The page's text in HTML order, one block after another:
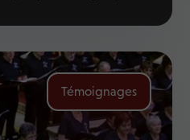
Témoignages